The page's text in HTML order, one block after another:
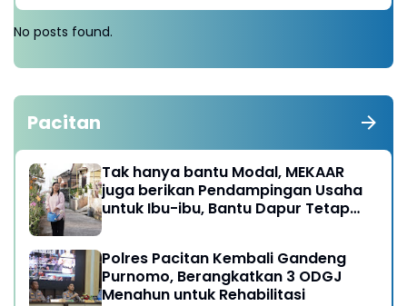
No posts found.
Pacitan
Tak hanya bantu Modal, MEKAAR
juga berikan Pendampingan Usaha
untuk Ibu-ibu, Bantu Dapur Tetap
Polres Pacitan Kembali Gandeng
Purnomo, Berangkatkan 3 ODGJ
Menahun untuk Rehabilitasi